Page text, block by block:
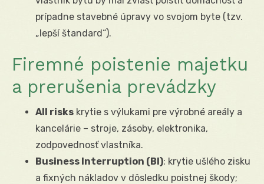
prípadne stavebné úpravy vo svojom byte (tzv.
„lepší štandard“).
Firemné poistenie majetku
a prerušenia prevádzky
All risks krytie s výlukami pre výrobné areály a
kancelárie – stroje, zásoby, elektronika,
zodpovednosť vlastníka.
Business Interruption (BI): krytie ušlého zisku
a fixných nákladov v dôsledku poistnej škody;